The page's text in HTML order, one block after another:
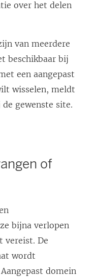
u
w
v
e
n
r
p
e
n
d
over het delen
van meerdere
beschikbaar bij
een aangepast
wisselen, meldt
gewenste site.
of
bijna verlopen
vereist. De
wordt
domein